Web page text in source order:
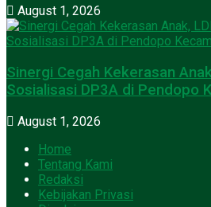
August 1, 2026
Sinergi Cegah Kekerasan
Sosialisasi DP3A di Pendopo
August 1, 2026
Home
Tentang Kami
Redaksi
Kebijakan Privasi